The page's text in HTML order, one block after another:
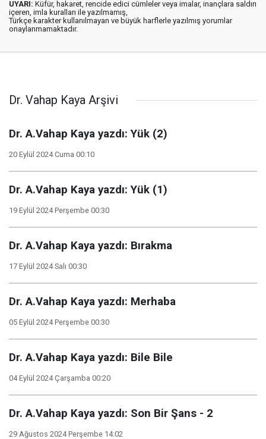
UYARI: Küfür, hakaret, rencide edici cümleler veya imalar, inançlara saldırı
içeren, imla kuralları ile yazılmamış,
Türkçe karakter kullanılmayan ve büyük harflerle yazılmış yorumlar
onaylanmamaktadır.
Dr. Vahap Kaya Arşivi
Dr. A.Vahap Kaya yazdı: Yük (2)
20 Eylül 2024 Cuma 00:10
Dr. A.Vahap Kaya yazdı: Yük (1)
19 Eylül 2024 Perşembe 00:30
Dr. A.Vahap Kaya yazdı: Bırakma
17 Eylül 2024 Salı 00:30
Dr. A.Vahap Kaya yazdı: Merhaba
05 Eylül 2024 Perşembe 00:30
Dr. A.Vahap Kaya yazdı: Bile Bile
04 Eylül 2024 Çarşamba 00:20
Dr. A.Vahap Kaya yazdı: Son Bir Şans - 2
29 Ağustos 2024 Perşembe 14:02